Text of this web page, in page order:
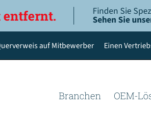
entfernt. Finden Sie
Sehen Sie
auf Mitbewerber Einen
Branchen OEM-